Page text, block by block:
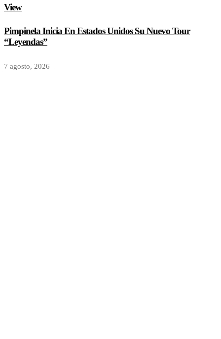
View
Pimpinela Inicia En Estados Unidos Su Nuevo Tour
“Leyendas”
7 agosto, 2026